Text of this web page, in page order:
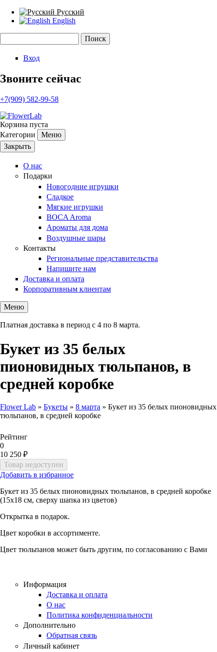
Русский
English
Форма поиска
Вход
Звоните сейчас
+7(909) 582-99-58
Корзина пуста
Категории
Меню
Закрыть
О нас
Подарки
Новогодние игрушки
Сладкое
Мягкие игрушки
BOCA Aroma
Ароматы для дома
Воздушные шары
Контакты
Региональные представительства
Напишите нам
Доставка и оплата
Корпоративным клиентам
Меню
Платная доставка в период с 4 по 8 марта.
Букет из 35 белых
пионовидных тюльпанов, в
средней коробке
Вы здесь
Flower Lab » Букеты » 8 марта » Букет из 35 белых пионовидных
тюльпанов, в средней коробке
Рейтинг
0
10 250 ₽
Добавить в избранное
Букет из 35 белых пионовидных тюльпанов, в средней коробке
(15х18 см, сверху шапка из цветов)
Открытка в подарок.
Цвет коробки в ассортименте.
Цвет тюльпанов может быть другим, по согласованию с Вами
Информация
Доставка и оплата
О нас
Политика конфиденциальности
Дополнительно
Обратная связь
Личный кабинет